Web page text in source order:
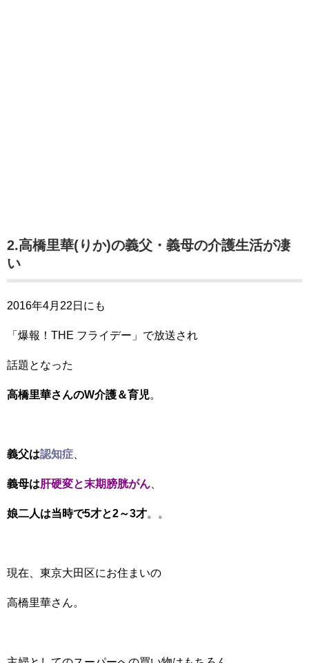
2.高橋里華(りか)の義父・義母の介護生活が凄
い
2016年4月22日にも
「爆報！THE フライデー」で放送され
話題となった
高橋里華さんのW介護＆育児。
義父は認知症
義母は肝硬変と末期膀胱がん
娘二人は当時で5才と2～3才。。
現在、東京大田区にお住まいの
高橋里華さん。